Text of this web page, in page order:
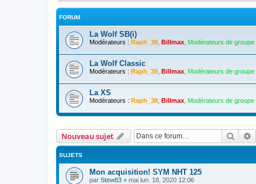
FORUM
La Wolf SB(i)
Modérateurs : Raph_38 Billmax Modérateurs de groupe
La Wolf Classic
Modérateurs : Raph_38 Billmax Modérateurs de groupe
La XS
Modérateurs : Raph_38 Billmax Modérateurs de groupe
Nouveau sujet
SUJETS
Mon acquisition! SYM NHT 125
par Stew83 » mai lun. 18, 2020 12:06